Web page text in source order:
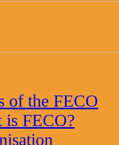
of the FECO
is FECO?